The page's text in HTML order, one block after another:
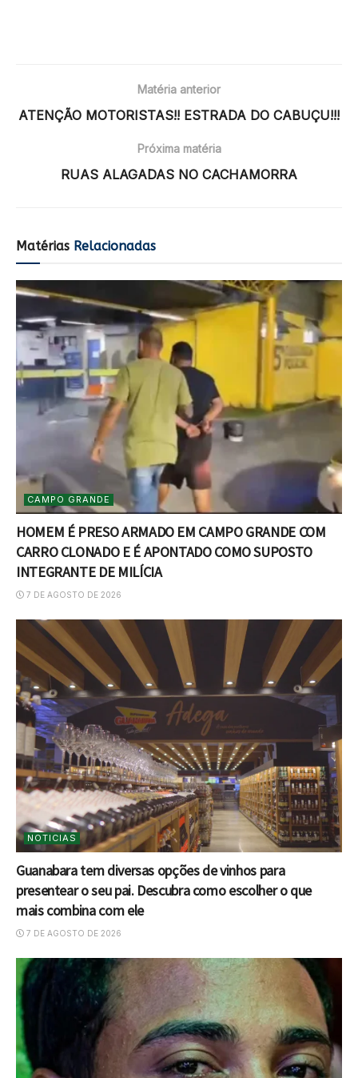
Matéria anterior
ATENÇÃO MOTORISTAS!! ESTRADA DO CABUÇU!!!
Próxima matéria
RUAS ALAGADAS NO CACHAMORRA
Matérias Relacionadas
CAMPO GRANDE
HOMEM É PRESO ARMADO EM CAMPO GRANDE COM
CARRO CLONADO E É APONTADO COMO SUPOSTO
INTEGRANTE DE MILÍCIA
7 DE AGOSTO DE 2026
NOTICIAS
Guanabara tem diversas opções de vinhos para
presentear o seu pai. Descubra como escolher o que
mais combina com ele
7 DE AGOSTO DE 2026